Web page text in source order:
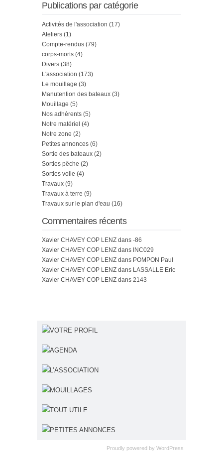
Publications par catégorie
Activités de l'association (17)
Ateliers (1)
Compte-rendus (79)
corps-morts (4)
Divers (38)
L'association (173)
Le mouillage (3)
Manutention des bateaux (3)
Mouillage (5)
Nos adhérents (5)
Notre matériel (4)
Notre zone (2)
Petites annonces (6)
Sortie des bateaux (2)
Sorties pêche (2)
Sorties voile (4)
Travaux (9)
Travaux à terre (9)
Travaux sur le plan d'eau (16)
Commentaires récents
Xavier CHAVEY COP LENZ dans -86
Xavier CHAVEY COP LENZ dans INC029
Xavier CHAVEY COP LENZ dans POMPON Paul
Xavier CHAVEY COP LENZ dans LASSALLE Eric
Xavier CHAVEY COP LENZ dans 2143
VOTRE PROFIL
AGENDA
L’ASSOCIATION
MOUILLAGES
TOUT UTILE
PETITES ANNONCES
Proudly powered by WordPress